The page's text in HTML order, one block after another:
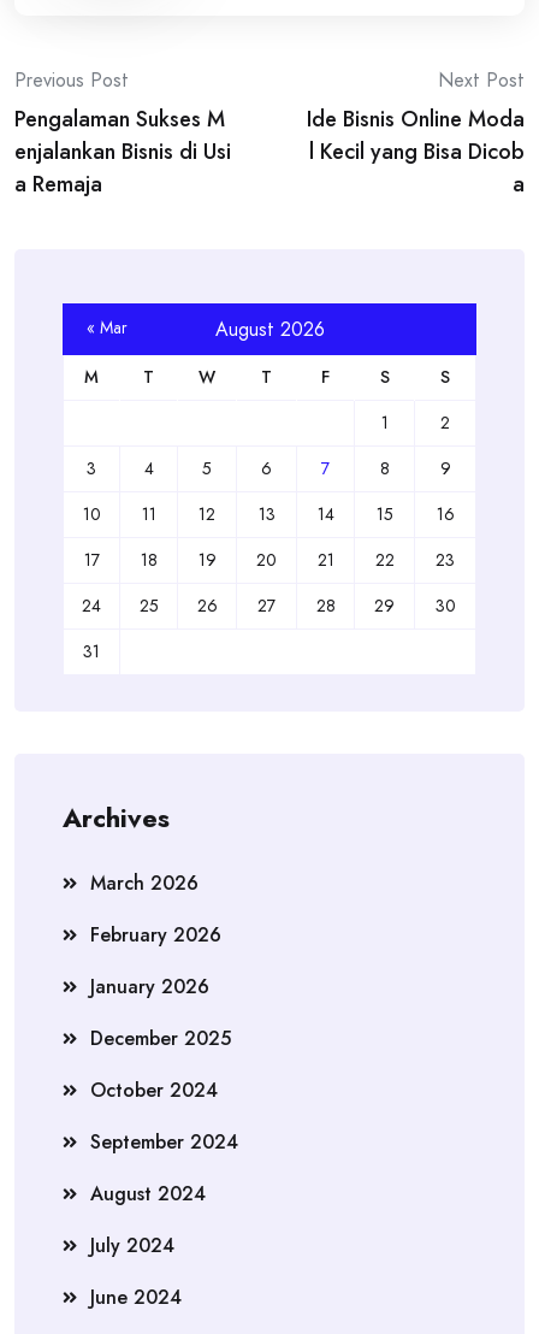
Post
navigation
Previous Post
Pengalaman Sukses M
enjalankan Bisnis di Usi
a Remaja
Next Post
Ide Bisnis Online Moda
l Kecil yang Bisa Dicob
a
August 2026
M T W T F S
S
1
2
3
4 5 6 7 8
9
10
11 12 13 14 15
16
17
18 19 20 21 22
23
24
25 26 27 28 29
30
31
« Mar
Archives
March 2026
February 2026
January 2026
December 2025
October 2024
September 2024
August 2024
July 2024
June 2024